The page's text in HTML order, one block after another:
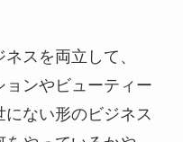
スを両立して、
ンやビューティー
ない形のビジネス